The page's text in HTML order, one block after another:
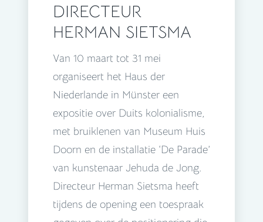
DIRECTEUR
HERMAN SIETSMA
Van 10 maart tot 31 mei
organiseert het Haus der
Niederlande in Münster een
expositie over Duits kolonialisme,
met bruiklenen van Museum Huis
Doorn en de installatie ‘De Parade’
van kunstenaar Jehuda de Jong.
Directeur Herman Sietsma heeft
tijdens de opening een toespraak